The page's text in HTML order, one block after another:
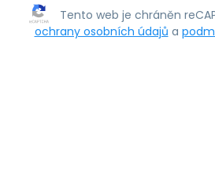
Tento web je chráněn
ochrany osobních údajů a